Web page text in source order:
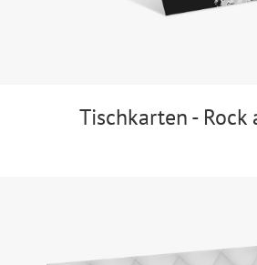
Tischkarten - Rock